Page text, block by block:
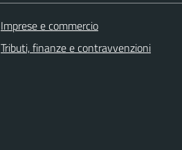
Imprese e commercio
Tributi, finanze e contravvenzioni